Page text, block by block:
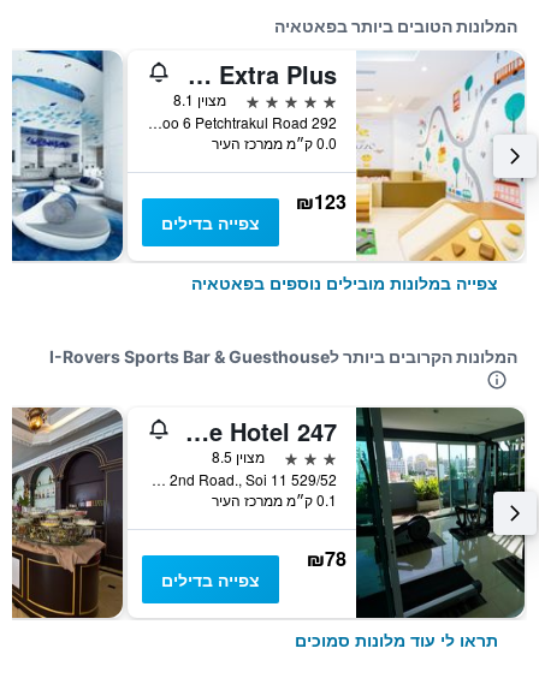
המלונות הטובים ביותר בפאטאיה
Grand Palazzo Hotel - Sha Extra Plus
5 כוכבים
מצוין 8.1
292 Moo 6 Petchtrakul Road, פאטאיה, תאילנד
0.0 ק״מ ממרכז העיר
₪123
צפייה בדילים
צפייה במלונות מובילים נוספים בפאטאיה
המלונות הקרובים ביותר לI-Rovers Sports Bar & Guesthouse
247 Boutique Hotel
3 כוכבים
מצוין 8.5
529/52 Moo 10, Pattaya 2nd Road., Soi 11, פאטאיה, תאילנד
0.1 ק״מ ממרכז העיר
₪78
צפייה בדילים
תראו לי עוד מלונות סמוכים